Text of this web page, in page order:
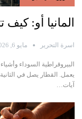
المانيا أو: كيف
اسرة التحرير مايو 6, 2026
البيروقراطية السوداء
يعمل. القطار يصل في
آيات…